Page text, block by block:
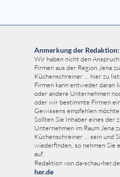
Anmerkung der Redaktion:
Wir haben nicht den
Firmen aus der Region Jena
Küchenschreiner ... hier zu
Firmen kann entweder daran
oder andere Unternehmen
oder wir bestimmte Firmen
Gewissens empfehlen
Sollten Sie Inhaber eines der
Unternehmen im Raum Jena
Küchenschreiner ... sein und
wiederfinden, so nehmen Sie
auf.
Redaktion von da-schau-
her.de